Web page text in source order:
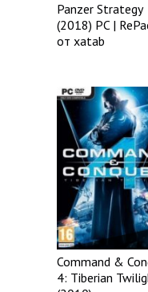
Panzer Strategy
(2018) PC |
от xatab
Command &
4: Tiberian